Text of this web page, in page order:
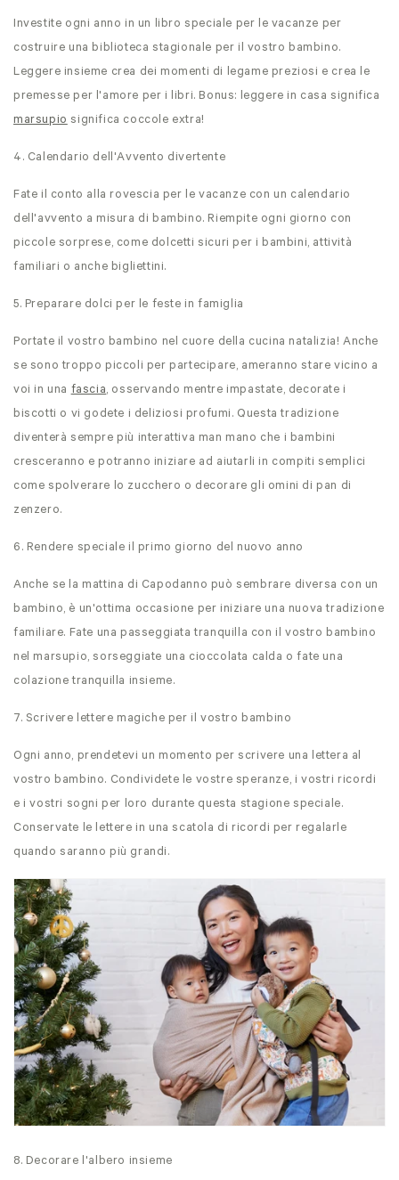
Investite ogni anno in un libro speciale per le vacanze per
costruire una biblioteca stagionale per il vostro bambino.
Leggere insieme crea dei momenti di legame preziosi e crea le
premesse per l'amore per i libri. Bonus: leggere in casa significa
marsupiosignifica coccole extra!
4. Calendario dell'Avvento divertente
Fate il conto alla rovescia per le vacanze con un calendario
dell'avvento a misura di bambino. Riempite ogni giorno con
piccole sorprese, come dolcetti sicuri per i bambini, attività
familiari o anche bigliettini.
5. Preparare dolci per le feste in famiglia
Portate il vostro bambino nel cuore della cucina natalizia! Anche
se sono troppo piccoli per partecipare, ameranno stare vicino a
voi in unafascia, osservando mentre impastate, decorate i
biscotti o vi godete i deliziosi profumi. Questa tradizione
diventerà sempre più interattiva man mano che i bambini
cresceranno e potranno iniziare ad aiutarli in compiti semplici
come spolverare lo zucchero o decorare gli omini di pan di
zenzero.
6. Rendere speciale il primo giorno del nuovo anno
Anche se la mattina di Capodanno può sembrare diversa con un
bambino, è un'ottima occasione per iniziare una nuova tradizione
familiare. Fate una passeggiata tranquilla con il vostro bambino
nel marsupio, sorseggiate una cioccolata calda o fate una
colazione tranquilla insieme.
7. Scrivere lettere magiche per il vostro bambino
Ogni anno, prendetevi un momento per scrivere una lettera al
vostro bambino. Condividete le vostre speranze, i vostri ricordi
e i vostri sogni per loro durante questa stagione speciale.
Conservate le lettere in una scatola di ricordi per regalarle
quando saranno più grandi.
8. Decorare l'albero insieme